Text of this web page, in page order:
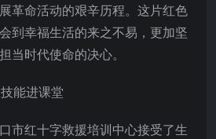
革命活动的艰辛历程。这片红色
到幸福生活的来之不易，更加坚
当时代使命的决心。
能进课堂
市红十字救援培训中心接受了生